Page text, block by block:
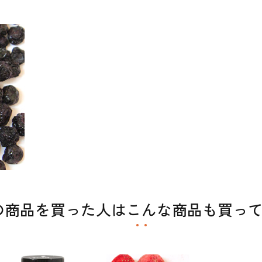
商品を買った人はこんな商品も買っ